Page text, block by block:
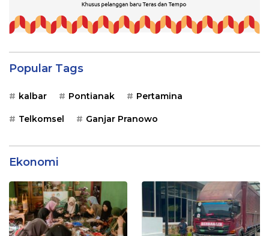
Popular Tags
kalbar Pontianak Pertamina
Telkomsel Ganjar Pranowo
Ekonomi